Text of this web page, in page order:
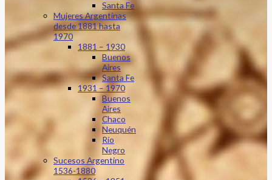
Santa Fe
Mujeres Argentinas
desde 1881 hasta
1970
1881 – 1930
Buenos
Aires
Santa Fe
1931 – 1970
Buenos
Aires
Chaco
Neuquén
Río
Negro
Sucesos Argentino
1536-1880